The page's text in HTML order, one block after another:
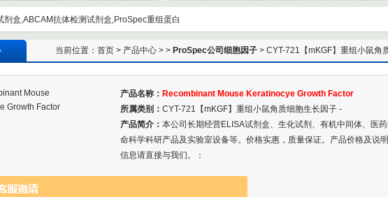
盒,ABCAM抗体检测试剂盒,ProSpec重组蛋白
当前位置： 首页 > 产品中心 > > ProSpec公司细胞因子 > CYT-721【mKGF】重组小鼠角
产品名称： Recombinant Mouse Keratinocye Growth Factor
所属类别： CYT-721【mKGF】重组小鼠角质细胞生长因子 -
产品简介： 本公司长期经营ELISA试剂盒、生化试剂、有机中间体、医
命科学科研产品及实验室设备等。价格实惠，质量保证。产品价格及说
信息请直接与我们。：